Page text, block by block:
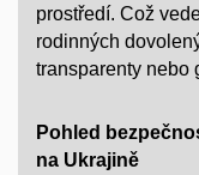
prostředí. Což
rodinných
transparenty nebo
Pohled
na Ukrajině